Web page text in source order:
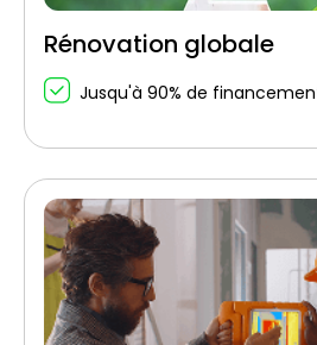
Rénovation globale
Jusqu'à 90% de